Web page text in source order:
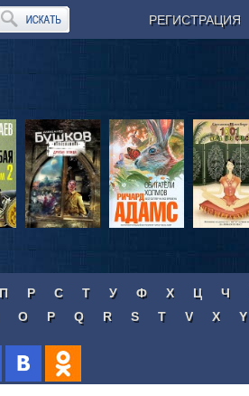
РЕГИСТРАЦИЯ
П Р С Т У Ф Х Ц Ч
O P Q R S T V X Y